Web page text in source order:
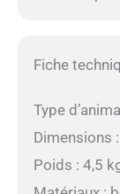
Fiche
Type
Dimensions
Poids : 4,5